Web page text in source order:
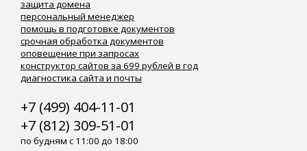
защита домена
персональный менеджер
помощь в подготовке документов
срочная обработка документов
оповещение при запросах
конструктор сайтов за 699 рублей в год
диагностика сайта и почты
+7 (499) 404-11-01
+7 (812) 309-51-01
по будням с 11:00 до 18:00